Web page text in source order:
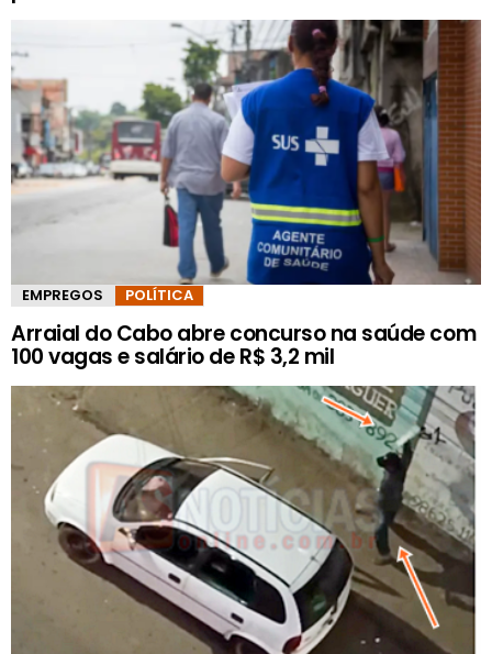
EMPREGOS POLÍTICA
Arraial do Cabo abre concurso na saúde com
100 vagas e salário de R$ 3,2 mil